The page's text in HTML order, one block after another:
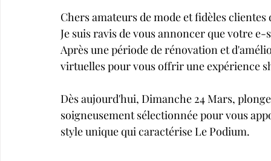
Chers amateurs de mode et fidèles clientes
Je suis ravis de vous annoncer que votre
Après une période de rénovation et
virtuelles pour vous offrir une expérience
Dès aujourd'hui, Dimanche 24 Mars,
soigneusement sélectionnée pour vous
style unique qui caractérise Le Podium.